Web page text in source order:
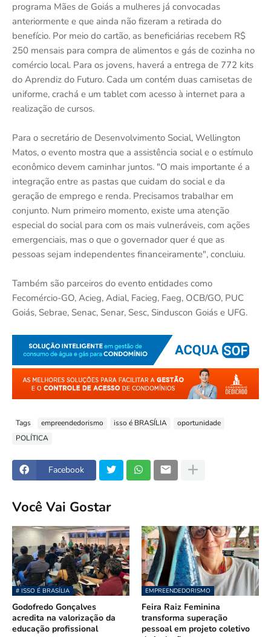
programa Mães de Goiás a mulheres já convocadas
anteriormente e que ainda não fizeram a retirada do
benefício. Por meio do cartão, as beneficiárias recebem R$
250 mensais para compra de alimentos e gás de cozinha no
comércio local. Para os jovens, haverá a entrega de 772 kits
do Aprendiz do Futuro. Cada um contém duas camisetas de
uniforme, crachá e um tablet com acesso à internet para a
realização de cursos.
Para o secretário de Desenvolvimento Social, Wellington
Matos, o evento mostra que a assistência social e o estímulo
econômico devem caminhar juntos. "O mais importante é a
integração entre as pastas que cuidam do social e da
geração de emprego e renda. Precisamos trabalhar em
conjunto. Num primeiro momento, existe uma atenção
especial do social para com os mais vulneráveis, com ações
emergenciais, mas o que o governador quer é que as
pessoas sejam independentes financeiramente", concluiu.
Também são parceiros do evento entidades como
Fecomércio-GO, Acieg, Adial, Facieg, Faeg, OCB/GO, PUC
Goiás, Sebrae, Senac, Senar, Sesc, Sinduscon Goiás e UFG.
Tags empreendedorismo isso é BRASÍLIA
oportunidade
POLÍTICA
Facebook
Você Vai Gostar
# ISSO É BRASÍLIA
Godofredo Gonçalves
acredita na valorização da
educação profissional
EMPREENDEDORISMO
Feira Raiz Feminina
transforma superação
pessoal em projeto coletivo